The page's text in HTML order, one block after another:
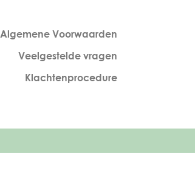
Algemene Voorwaarden
Veelgestelde vragen
Klachtenprocedure